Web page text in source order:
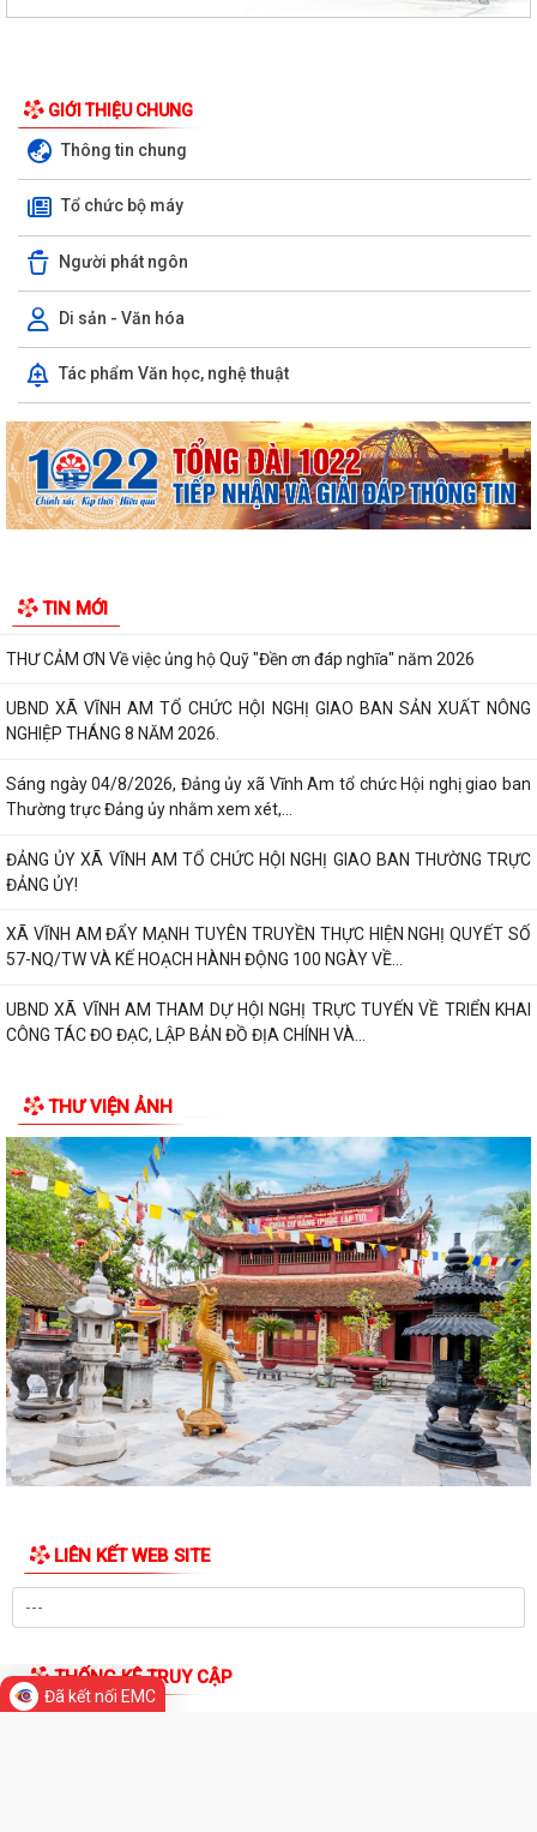
GIỚI THIỆU CHUNG
Thông tin chung
Tổ chức bộ máy
Người phát ngôn
Di sản - Văn hóa
Tác phẩm Văn học, nghệ thuật
TÁC PHÁT TRIỂN TOÀN DIỆN!
UBND XÃ VĨNH AM PHỐI HỢP KIỂM TRA HỒ SƠ ĐỀ NGHỊ CẤP KINH PHÍ
HỖ TRỢ THEO NGHỊ QUYẾT SỐ...
UBND XÃ VĨNH AM TỔ CHỨC HỘI NGHỊ ĐÁNH GIÁ KẾT QUẢ THỰC HIỆN
NHIỆM VỤ THÁNG 7, TRIỂN KHAI NHIỆM VỤ...
NGƯỜI DÂN TUYỆT ĐỐI KHÔNG CHỦ QUAN!
ĐỊA CHỈ ĐỎ TRÊN QUÊ HƯƠNG VĨNH AM – NƠI THÀNH LẬP CHI BỘ
THƯ CẢM ƠN Về việc ủng hộ Quỹ "Đền ơn đáp nghĩa" năm 2026
UBND XÃ VĨNH AM TỔ CHỨC HỘI NGHỊ GIAO BAN SẢN XUẤT NÔNG
NGHIỆP THÁNG 8 NĂM 2026.
Sáng ngày 04/8/2026, Đảng ủy xã Vĩnh Am tổ chức Hội nghị giao ban
Thường trực Đảng ủy nhằm xem xét,...
ĐẢNG ỦY XÃ VĨNH AM TỔ CHỨC HỘI NGHỊ GIAO BAN THƯỜNG TRỰC
ĐẢNG ỦY!
XÃ VĨNH AM ĐẨY MẠNH TUYÊN TRUYỀN THỰC HIỆN NGHỊ QUYẾT SỐ
57-NQ/TW VÀ KẾ HOẠCH HÀNH ĐỘNG 100 NGÀY VỀ...
CÔNG TÁC ĐO ĐẠC, LẬP BẢN ĐỒ ĐỊA CHÍNH VÀ...
ĐẢNG ỦY XÃ VĨNH AM TỔ CHỨC LỄ CHÀO CỜ THÁNG 8 VÀ SINH HOẠT
CHUYÊN ĐỀ "CHI BỘ 35"
ĐẢNG ỦY UBND XÃ VĨNH AM TỔ CHỨC LỄ CHÀO CỜ, SINH HOẠT DƯỚI
CỜ THÁNG 8 NĂM 2026.
QUYẾT ĐỊNH Về việc công bố thủ tục hành chính nội bộ được sửa đổi,
bổ sung thuộc phạm vi, chức...
QUYẾT ĐỊNH Về việc công bố danh mục thủ tục hành chính được sửa
đổi, bổ sung, bị bãi bỏ thuộc...
QUYẾT ĐỊNH Về việc công bố danh mục thủ tục hành chính ban hành
mới, được sửa đổi, bổ sung lĩnh...
đổi, bổ sung thuộc phạm vi chức...
QUYẾT ĐỊNH tháng năm 2026 Về việc công bố thủ tục hành chính nội
bộ mới ban hành thuộc...
QUYẾT ĐỊNH Về việc công bố danh mục thủ tục hành chính ban hành
mới lĩnh vực điện lực thuộc phạm...
THƯ VIỆN ẢNH
LIÊN KẾT WEB SITE
Đã kết nối EMC